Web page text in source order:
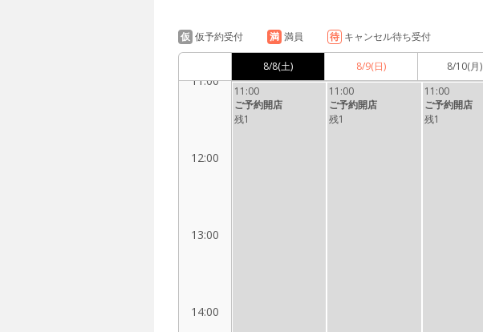
仮 仮予約受付 満 満員 待 キャンセル待ち受付
8/8(土) 8/9(日) 8/10(月)
11:00
12:00
13:00
14:00
11:00
ご予約開店
残1
11:00
ご予約開店
残1
11:00
ご予約開店
残1